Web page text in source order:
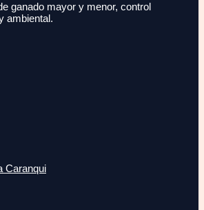
ganado mayor y menor, control
ambiental.
Caranqui